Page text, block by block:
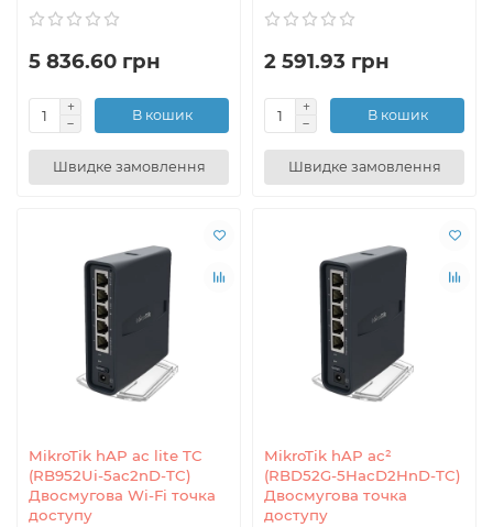
5 836.60 грн
В кошик
Швидке замовлення
2 591.93 грн
В кошик
Швидке замовлення
MikroTik hAP ac lite TC
(RB952Ui-5ac2nD-TC)
Двосмугова Wi-Fi точка
доступу
MikroTik hAP ac²
(RBD52G-5HacD2HnD-TC)
Двосмугова точка
доступу